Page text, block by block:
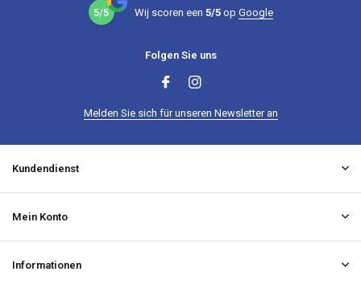
5/5 Wij scoren een 5/5op Google
Folgen Sie uns
Melden Sie sich für unseren Newsletter an
Kundendienst
Mein Konto
Informationen